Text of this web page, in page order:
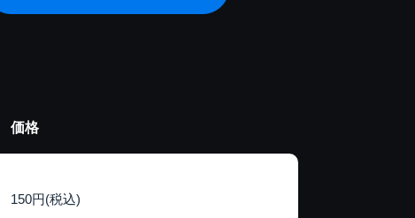
価格
150円(税込)